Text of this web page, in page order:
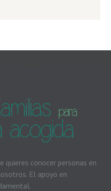
quieres conocer personas en
El apoyo en